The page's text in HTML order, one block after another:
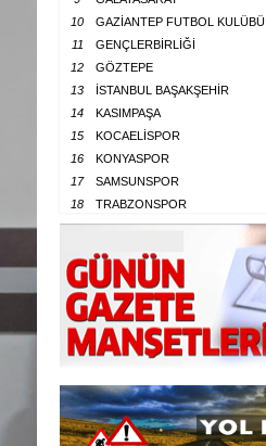
10
GAZİANTEP FUTBOL KULÜBÜ
11
GENÇLERBİRLİĞİ
12
GÖZTEPE
13
İSTANBUL BAŞAKŞEHİR
14
KASIMPAŞA
15
KOCAELİSPOR
16
KONYASPOR
17
SAMSUNSPOR
18
TRABZONSPOR